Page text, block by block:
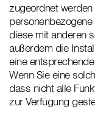
zugeordnet
diese mit anderen
außerdem die
eine
Wenn Sie eine
dass nicht alle
zur Verfügung